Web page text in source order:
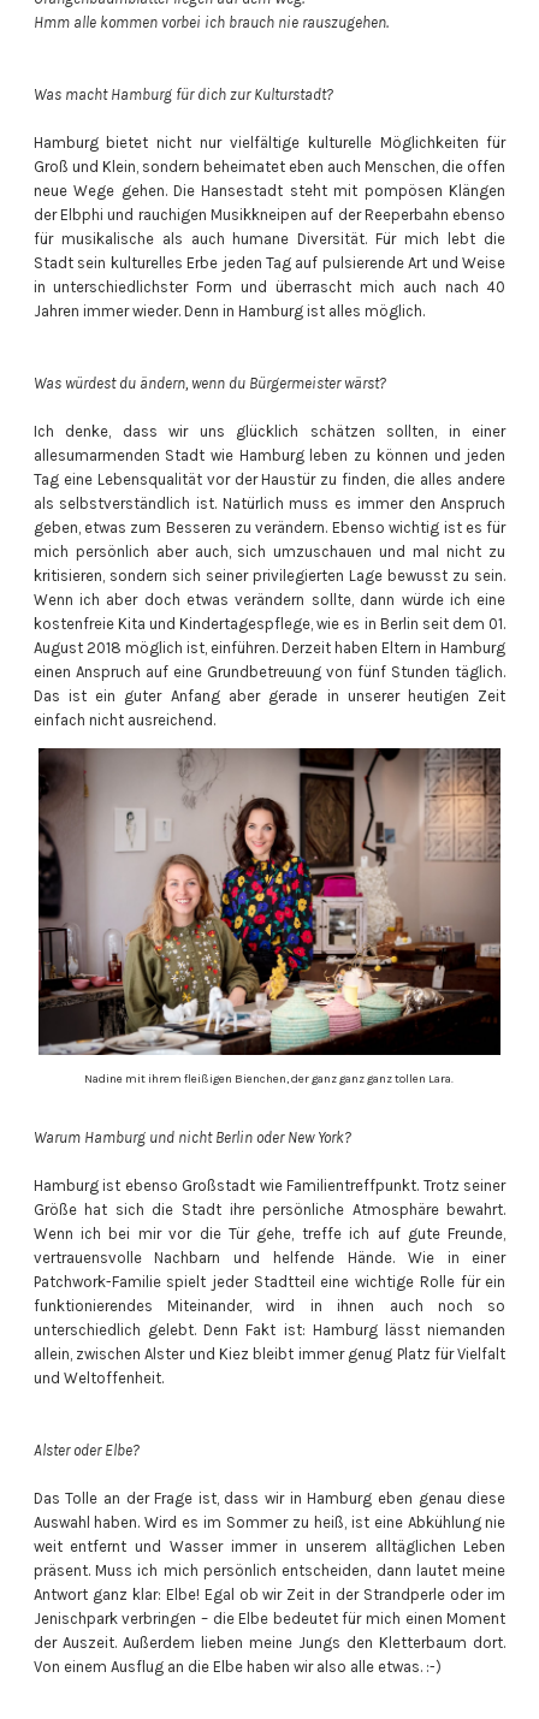
Hmm alle kommen vorbei ich brauch nie rauszugehen.
Was macht Hamburg für dich zur Kulturstadt?
Hamburg bietet nicht nur vielfältige kulturelle Möglichkeiten für
Groß und Klein, sondern beheimatet eben auch Menschen, die offen
neue Wege gehen. Die Hansestadt steht mit pompösen Klängen
der Elbphi und rauchigen Musikkneipen auf der Reeperbahn ebenso
für musikalische als auch humane Diversität. Für mich lebt die
Stadt sein kulturelles Erbe jeden Tag auf pulsierende Art und Weise
in unterschiedlichster Form und überrascht mich auch nach 40
Jahren immer wieder. Denn in Hamburg ist alles möglich.
Was würdest du ändern, wenn du Bürgermeister wärst?
Ich denke, dass wir uns glücklich schätzen sollten, in einer
allesumarmenden Stadt wie Hamburg leben zu können und jeden
Tag eine Lebensqualität vor der Haustür zu finden, die alles andere
als selbstverständlich ist. Natürlich muss es immer den Anspruch
geben, etwas zum Besseren zu verändern. Ebenso wichtig ist es für
mich persönlich aber auch, sich umzuschauen und mal nicht zu
kritisieren, sondern sich seiner privilegierten Lage bewusst zu sein.
Wenn ich aber doch etwas verändern sollte, dann würde ich eine
kostenfreie Kita und Kindertagespflege, wie es in Berlin seit dem 01.
August 2018 möglich ist, einführen. Derzeit haben Eltern in Hamburg
einen Anspruch auf eine Grundbetreuung von fünf Stunden täglich.
Das ist ein guter Anfang aber gerade in unserer heutigen Zeit
einfach nicht ausreichend.
Nadine mit ihrem fleißigen Bienchen, der ganz ganz ganz tollen Lara.
Warum Hamburg und nicht Berlin oder New York?
Hamburg ist ebenso Großstadt wie Familientreffpunkt. Trotz seiner
Größe hat sich die Stadt ihre persönliche Atmosphäre bewahrt.
Wenn ich bei mir vor die Tür gehe, treffe ich auf gute Freunde,
vertrauensvolle Nachbarn und helfende Hände. Wie in einer
Patchwork-Familie spielt jeder Stadtteil eine wichtige Rolle für ein
funktionierendes Miteinander, wird in ihnen auch noch so
unterschiedlich gelebt. Denn Fakt ist: Hamburg lässt niemanden
allein, zwischen Alster und Kiez bleibt immer genug Platz für Vielfalt
und Weltoffenheit.
Alster oder Elbe?
Das Tolle an der Frage ist, dass wir in Hamburg eben genau diese
Auswahl haben. Wird es im Sommer zu heiß, ist eine Abkühlung nie
weit entfernt und Wasser immer in unserem alltäglichen Leben
präsent. Muss ich mich persönlich entscheiden, dann lautet meine
Antwort ganz klar: Elbe! Egal ob wir Zeit in der Strandperle oder im
Jenischpark verbringen – die Elbe bedeutet für mich einen Moment
der Auszeit. Außerdem lieben meine Jungs den Kletterbaum dort.
Von einem Ausflug an die Elbe haben wir also alle etwas. :-)